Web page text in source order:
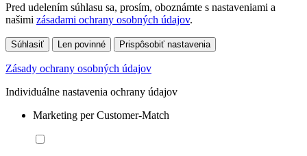
Pred udelením súhlasu sa, prosím, oboznámte s nastaveniami a
našimi zásadami ochrany osobných údajov.
Súhlasiť Len povinné Prispôsobiť nastavenia
Zásady ochrany osobných údajov
Individuálne nastavenia ochrany údajov
Marketing per Customer-Match